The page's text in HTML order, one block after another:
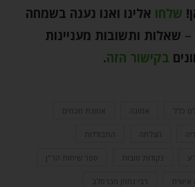
! שלחו אלינו ואנו נענה בשמחה
– שאלות ותשובות מעניינות
בקישור הזה.
כלל אמונה אמונת חכמים
הצלחה התבודדות
נקודות טובות ספר שיחות הר"ן
אישית רבי נחמן מברסלב